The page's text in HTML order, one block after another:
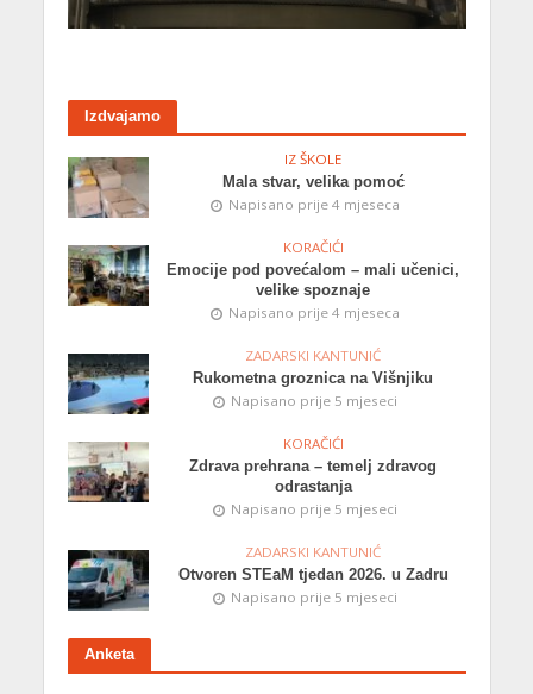
Izdvajamo
IZ ŠKOLE
Mala stvar, velika pomoć
Napisano prije 4 mjeseca
KORAČIĆI
Emocije pod povećalom – mali učenici,
velike spoznaje
Napisano prije 4 mjeseca
ZADARSKI KANTUNIĆ
Rukometna groznica na Višnjiku
Napisano prije 5 mjeseci
KORAČIĆI
Zdrava prehrana – temelj zdravog
odrastanja
Napisano prije 5 mjeseci
ZADARSKI KANTUNIĆ
Otvoren STEaM tjedan 2026. u Zadru
Napisano prije 5 mjeseci
Anketa